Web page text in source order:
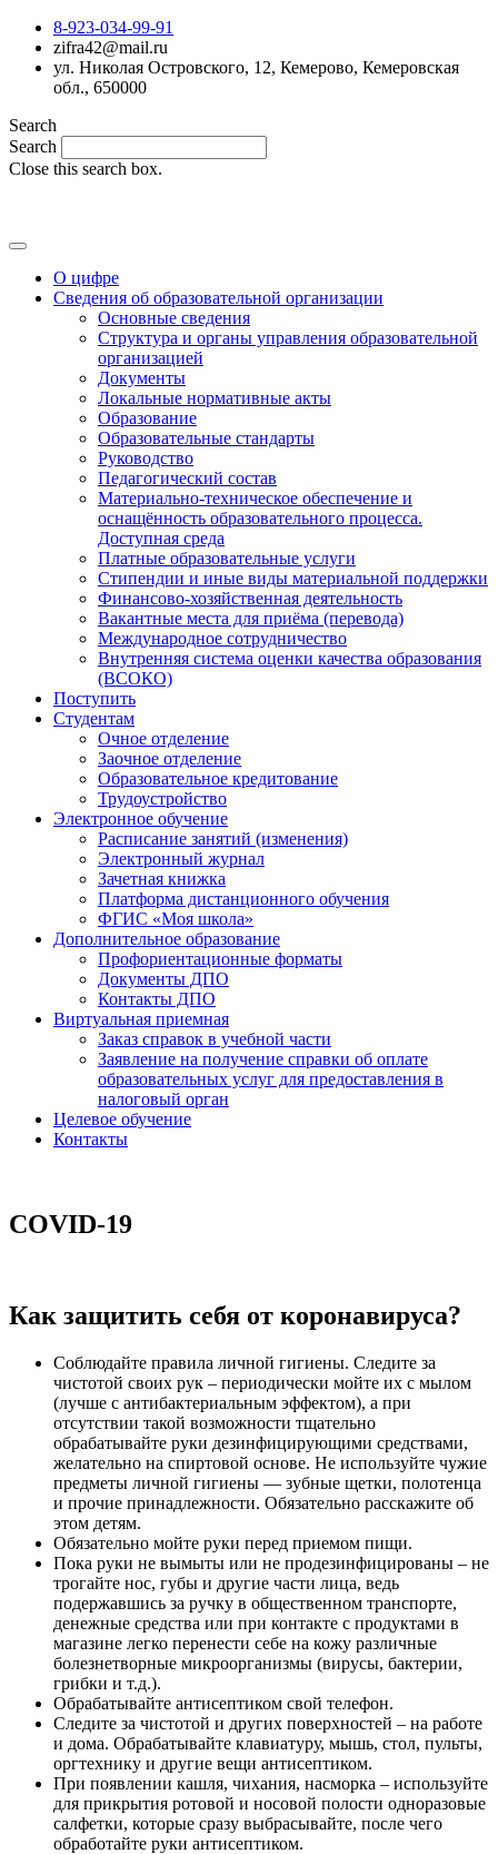
8-923-034-99-91
zifra42@mail.ru
ул. Николая Островского, 12, Кемерово, Кемеровская
обл., 650000
Search
Search
Close this search box.
О цифре
Сведения об образовательной организации
Основные сведения
Структура и органы управления образовательной
организацией
Документы
Локальные нормативные акты
Образование
Образовательные стандарты
Руководство
Педагогический состав
Материально-техническое обеспечение и
оснащённость образовательного процесса.
Доступная среда
Платные образовательные услуги
Стипендии и иные виды материальной поддержки
Финансово-хозяйственная деятельность
Вакантные места для приёма (перевода)
Международное сотрудничество
Внутренняя система оценки качества образования
(ВСОКО)
Поступить
Студентам
Очное отделение
Заочное отделение
Образовательное кредитование
Трудоустройство
Электронное обучение
Расписание занятий (изменения)
Электронный журнал
Зачетная книжка
Платформа дистанционного обучения
ФГИС «Моя школа»
Дополнительное образование
Профориентационные форматы
Документы ДПО
Контакты ДПО
Виртуальная приемная
Заказ справок в учебной части
Заявление на получение справки об оплате
образовательных услуг для предоставления в
налоговый орган
Целевое обучение
Контакты
COVID-19
Как защитить себя от коронавируса?
Соблюдайте правила личной гигиены. Следите за
чистотой своих рук – периодически мойте их с мылом
(лучше с антибактериальным эффектом), а при
отсутствии такой возможности тщательно
обрабатывайте руки дезинфицирующими средствами,
желательно на спиртовой основе. Не используйте чужие
предметы личной гигиены — зубные щетки, полотенца
и прочие принадлежности. Обязательно расскажите об
этом детям.
Обязательно мойте руки перед приемом пищи.
Пока руки не вымыты или не продезинфицированы – не
трогайте нос, губы и другие части лица, ведь
подержавшись за ручку в общественном транспорте,
денежные средства или при контакте с продуктами в
магазине легко перенести себе на кожу различные
болезнетворные микроорганизмы (вирусы, бактерии,
грибки и т.д.).
Обрабатывайте антисептиком свой телефон.
Следите за чистотой и других поверхностей – на работе
и дома. Обрабатывайте клавиатуру, мышь, стол, пульты,
оргтехнику и другие вещи антисептиком.
При появлении кашля, чихания, насморка – используйте
для прикрытия ротовой и носовой полости одноразовые
салфетки, которые сразу выбрасывайте, после чего
обработайте руки антисептиком.